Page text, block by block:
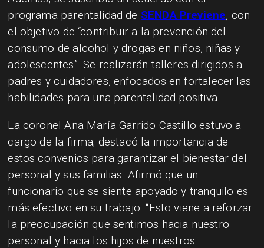
programa parentalidad de SENDA Previene, con
el objetivo de “contribuir a la prevención del
consumo de alcohol y drogas en niños, niñas y
adolescentes”. Se realizarán talleres dirigidos a
padres y cuidadores, enfocados en fortalecer las
habilidades para una parentalidad positiva.
La coronel Ana María Garrido Castillo estuvo a
cargo de la firma; destacó la importancia de
estos convenios para garantizar el bienestar del
personal y sus familias. Afirmó que un
funcionario que se siente apoyado y tranquilo es
más efectivo en su trabajo. “Esto viene a reforzar
la preocupación que sentimos hacia nuestro
personal y hacia los hijos de nuestros